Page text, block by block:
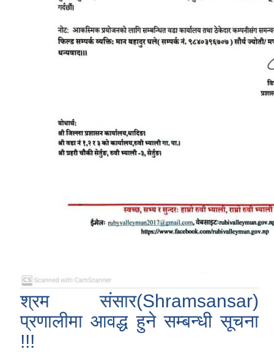
श्रम संसार(Shramsansar)
प्रणालीमा आवद्ध हुने सम्बन्धी सूचना
!!!